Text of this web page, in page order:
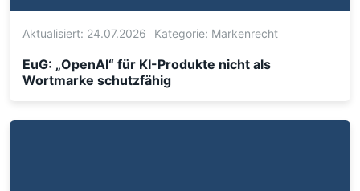
Aktualisiert: 24.07.2026 Kategorie: Markenrecht
EuG: „OpenAI“ für KI-Produkte nicht als
Wortmarke schutzfähig